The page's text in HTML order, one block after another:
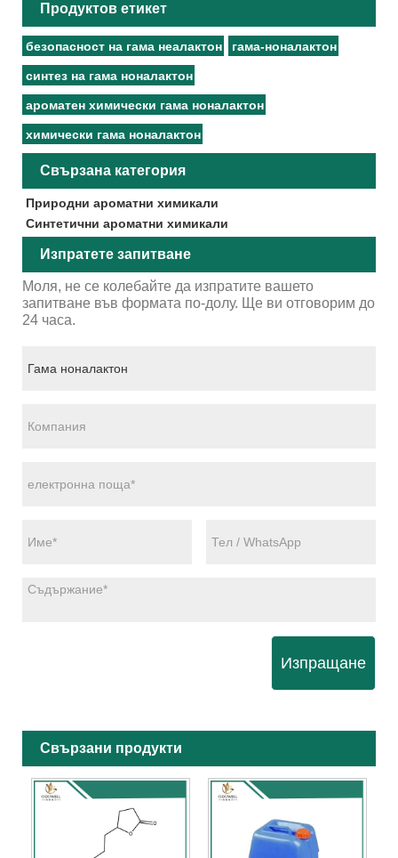
Продуктов етикет
безопасност на гама неалактон гама-ноналактон
синтез на гама ноналактон
ароматен химически гама ноналактон
химически гама ноналактон
Свързана категория
Природни ароматни химикали
Синтетични ароматни химикали
Изпратете запитване
Моля, не се колебайте да изпратите вашето
запитване във формата по-долу. Ще ви отговорим до
24 часа.
Изпращане
Свързани продукти